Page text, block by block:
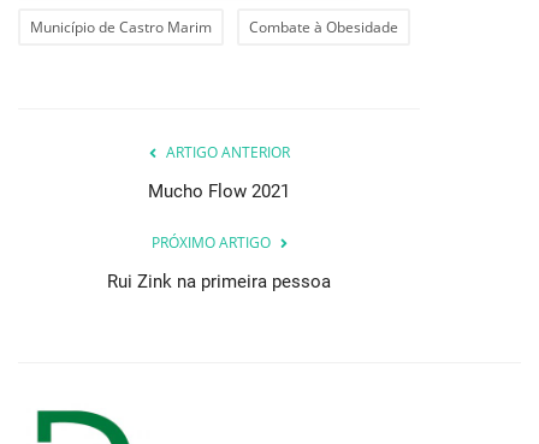
Município de Castro Marim Combate à Obesidade
ARTIGO ANTERIOR
Mucho Flow 2021
PRÓXIMO ARTIGO
Rui Zink na primeira pessoa